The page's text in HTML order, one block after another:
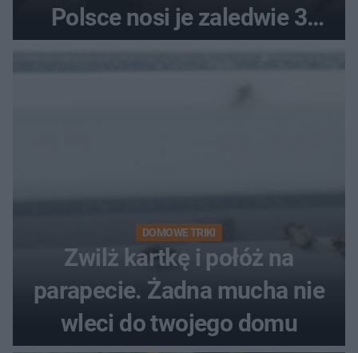
Polsce nosi je zaledwie 3
kobiety
DOMOWE TRIKI
Zwilż kartkę i połóż na
parapecie. Żadna mucha nie
wleci do twojego domu